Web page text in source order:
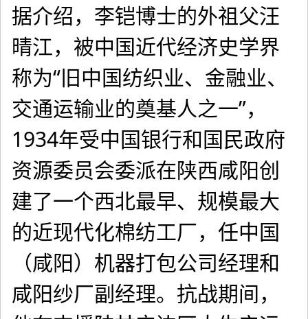
据介绍，李铠博士的外祖父汪
晴江，被中国近代经济史学界
称为“旧中国纺织业、金融业、
交通运输业的奠基人之一”，
1934年受中国银行和国民政府
资源委员会委派在陕西咸阳创
建了一个西北最早、规模最大
的近现代化棉纺工厂，任中国
（咸阳）机器打包公司经理和
咸阳纱厂副经理。抗战期间，